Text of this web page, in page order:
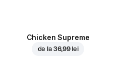
Chicken Supreme
de la 36,99 lei